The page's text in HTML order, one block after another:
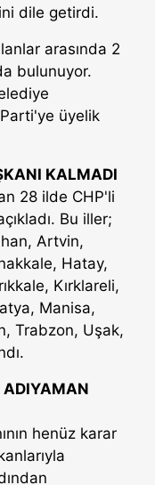
dile getirdi.
arasında 2
bulunuyor.
üyelik
KALMADI
28 ilde CHP'li
Bu iller;
Artvin,
Hatay,
Kırklareli,
Manisa,
Trabzon, Uşak,
ADIYAMAN
henüz karar